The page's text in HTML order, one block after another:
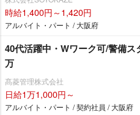
時給1,400円～1,420円
アルバイト・パート / 大阪府
40代活躍中・Wワーク可/警備
万
髙菱管理株式会社
日給1万1,000円～
アルバイト・パート / 契約社員 / 大阪府